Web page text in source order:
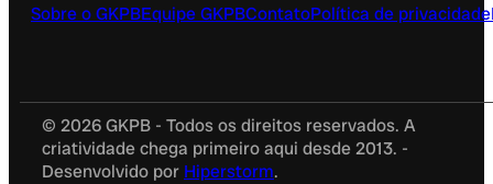
Sobre o GKPBEquipe GKPBContatoPolítica de privacidade
© 2026 GKPB - Todos os direitos reservados. A
criatividade chega primeiro aqui desde 2013. -
Desenvolvido por Hiperstorm.